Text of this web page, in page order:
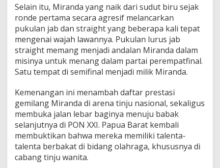
e
m
e
n
a
n
g
a
n
e
l
a
k
d
i
P
O
Selain itu, Miranda yang naik dari sudut biru sejak
ronde pertama secara agresif melancarkan
pukulan jab dan straight yang beberapa kali tepat
mengenai wajah lawannya. Pukulan lurus jab
straight memang menjadi andalan Miranda dalam
misinya untuk menang dalam partai perempatfinal.
Satu tempat di semifinal menjadi milik Miranda.
Kemenangan ini menambah daftar prestasi
gemilang Miranda di arena tinju nasional, sekaligus
membuka jalan lebar baginya menuju babak
selanjutnya di PON XXI. Papua Barat kembali
membuktikan bahwa mereka memiliki talenta-
talenta berbakat di bidang olahraga, khususnya di
cabang tinju wanita.